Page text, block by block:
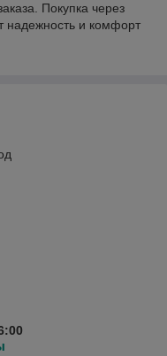
Покупка через
надежность и комфорт